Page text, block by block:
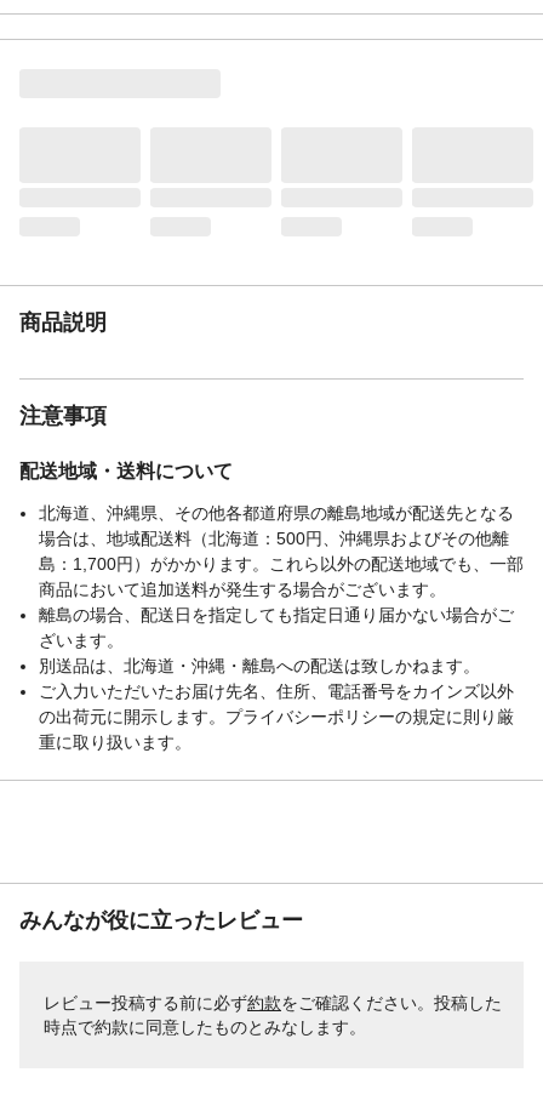
はお受けできません。事前に納期・ご注文
商品説明
注意事項
配送地域・送料について
北海道、沖縄県、その他各都道府県の離島地域が配送先となる
場合は、地域配送料（北海道：500円、沖縄県およびその他離
島：1,700円）がかかります。これら以外の配送地域でも、一部
商品において追加送料が発生する場合がございます。
離島の場合、配送日を指定しても指定日通り届かない場合がご
ざいます。
別送品は、北海道・沖縄・離島への配送は致しかねます。
ご入力いただいたお届け先名、住所、電話番号をカインズ以外
の出荷元に開示します。プライバシーポリシーの規定に則り厳
重に取り扱います。
みんなが役に立ったレビュー
レビュー投稿する前に必ず約款をご確認ください。投稿した
時点で約款に同意したものとみなします。